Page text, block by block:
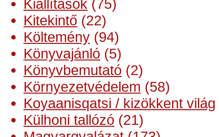
Kiállítások (75)
Kitekintő (22)
Költemény (94)
Könyvajánló (5)
Könyvbemutató (2)
Környezetvédelem (58)
Koyaanisqatsi / kizökkent világ
Külhoni tallózó (21)